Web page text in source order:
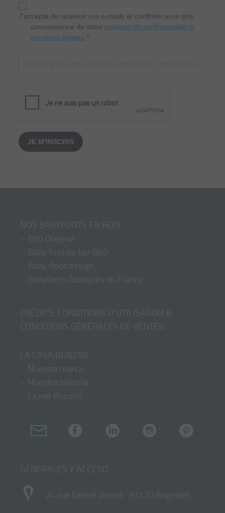
J'accepte de recevoir vos e-mails et confirme avoir pris
connaissance de votre politique de confidentialité et
mentions légales
JE M'INSCRIS
NOS BABYFOOTS EN BOIS
– B90 Original
– Baby foot de bar B60
– Baby-foot design
– Babyfoots fabriqués en France
CRÉDITS, CONDITIONS D'UTILISATION &
CONDITIONS GÉNÉRALES DE VENTES
LA CASA BONZINI
– Nuestra marca
– Nuestra historia
– La red Bonzini
GENERALES Y ACCESO
24 rue Désiré Vienot- 93170 Bagnolet